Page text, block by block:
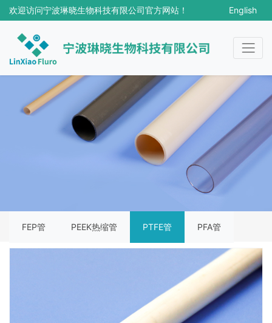
欢迎访问宁波琳晓生物科技有限公司官方网站！
English
18017128471
songxiaochun@lxfluro.com
FEP管 PEEK热缩管 PTFE管 PFA管